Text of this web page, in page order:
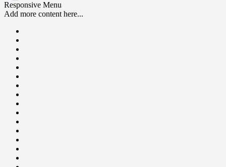
Responsive Menu
Add more content here...